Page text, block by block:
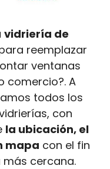
vidriería de
reemplazar
ventanas
comercio?. A
todos los
con
la ubicación, el
mapa con el fin
cercana.